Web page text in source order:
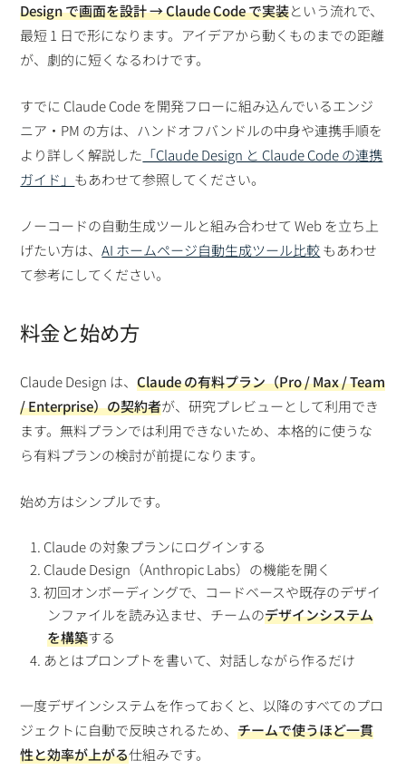
Design で画面を設計 → Claude Code で実装という流れで、
最短 1 日で形になります。アイデアから動くものまでの距離
が、劇的に短くなるわけです。
すでに Claude Code を開発フローに組み込んでいるエンジ
ニア・PM の方は、ハンドオフバンドルの中身や連携手順を
より詳しく解説した 「Claude Design と Claude Code の連携
ガイド」 もあわせて参照してください。
ノーコードの自動生成ツールと組み合わせて Web を立ち上
げたい方は、AI ホームページ自動生成ツール比較もあわせ
て参考にしてください。
料金と始め方
Claude Design は、Claude の有料プラン（Pro / Max / Team
/ Enterprise）の契約者が、研究プレビューとして利用でき
ます。無料プランでは利用できないため、本格的に使うな
ら有料プランの検討が前提になります。
始め方はシンプルです。
Claude の対象プランにログインする
Claude Design（Anthropic Labs）の機能を開く
初回オンボーディングで、コードベースや既存のデザイ
ンファイルを読み込ませ、チームのデザインシステム
を構築する
あとはプロンプトを書いて、対話しながら作るだけ
一度デザインシステムを作っておくと、以降のすべてのプロ
ジェクトに自動で反映されるため、チームで使うほど一貫
性と効率が上がる仕組みです。